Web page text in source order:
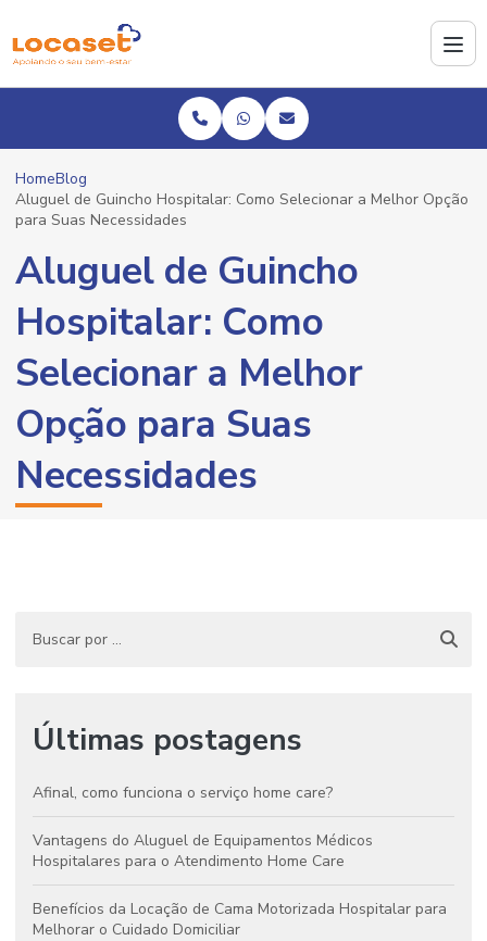
HomeBlog
Aluguel de Guincho Hospitalar: Como Selecionar a Melhor Opção
para Suas Necessidades
Aluguel de Guincho
Hospitalar: Como
Selecionar a Melhor
Opção para Suas
Necessidades
Últimas postagens
Afinal, como funciona o serviço home care?
Vantagens do Aluguel de Equipamentos Médicos
Hospitalares para o Atendimento Home Care
Benefícios da Locação de Cama Motorizada Hospitalar para
Melhorar o Cuidado Domiciliar